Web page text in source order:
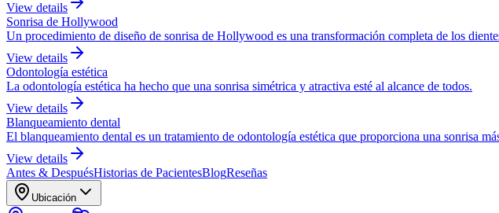
View details
Sonrisa de Hollywood
Un procedimiento de diseño de sonrisa de Hollywood es una transformación completa de los
View details
Odontología estética
La odontología estética ha hecho que una sonrisa simétrica y atractiva esté al alcance de todos.
View details
Blanqueamiento dental
El blanqueamiento dental es un tratamiento de odontología estética que proporciona una sonrisa
View details
Antes & DespuésHistorias de PacientesBlogReseñas
Ubicación